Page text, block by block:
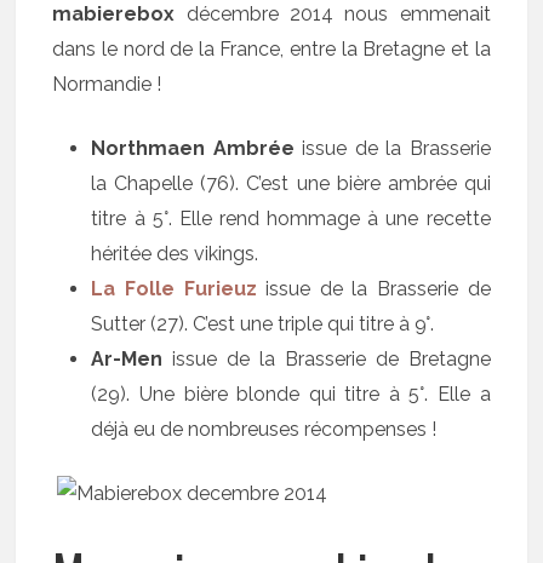
mabierebox décembre 2014 nous emmenait
dans le nord de la France, entre la Bretagne et la
Normandie !
Northmaen Ambrée issue de la Brasserie
la Chapelle (76). C’est une bière ambrée qui
titre à 5°. Elle rend hommage à une recette
héritée des vikings.
La Folle Furieuz issue de la Brasserie de
Sutter (27). C’est une triple qui titre à 9°.
Ar-Men issue de la Brasserie de Bretagne
(29). Une bière blonde qui titre à 5°. Elle a
déjà eu de nombreuses récompenses !